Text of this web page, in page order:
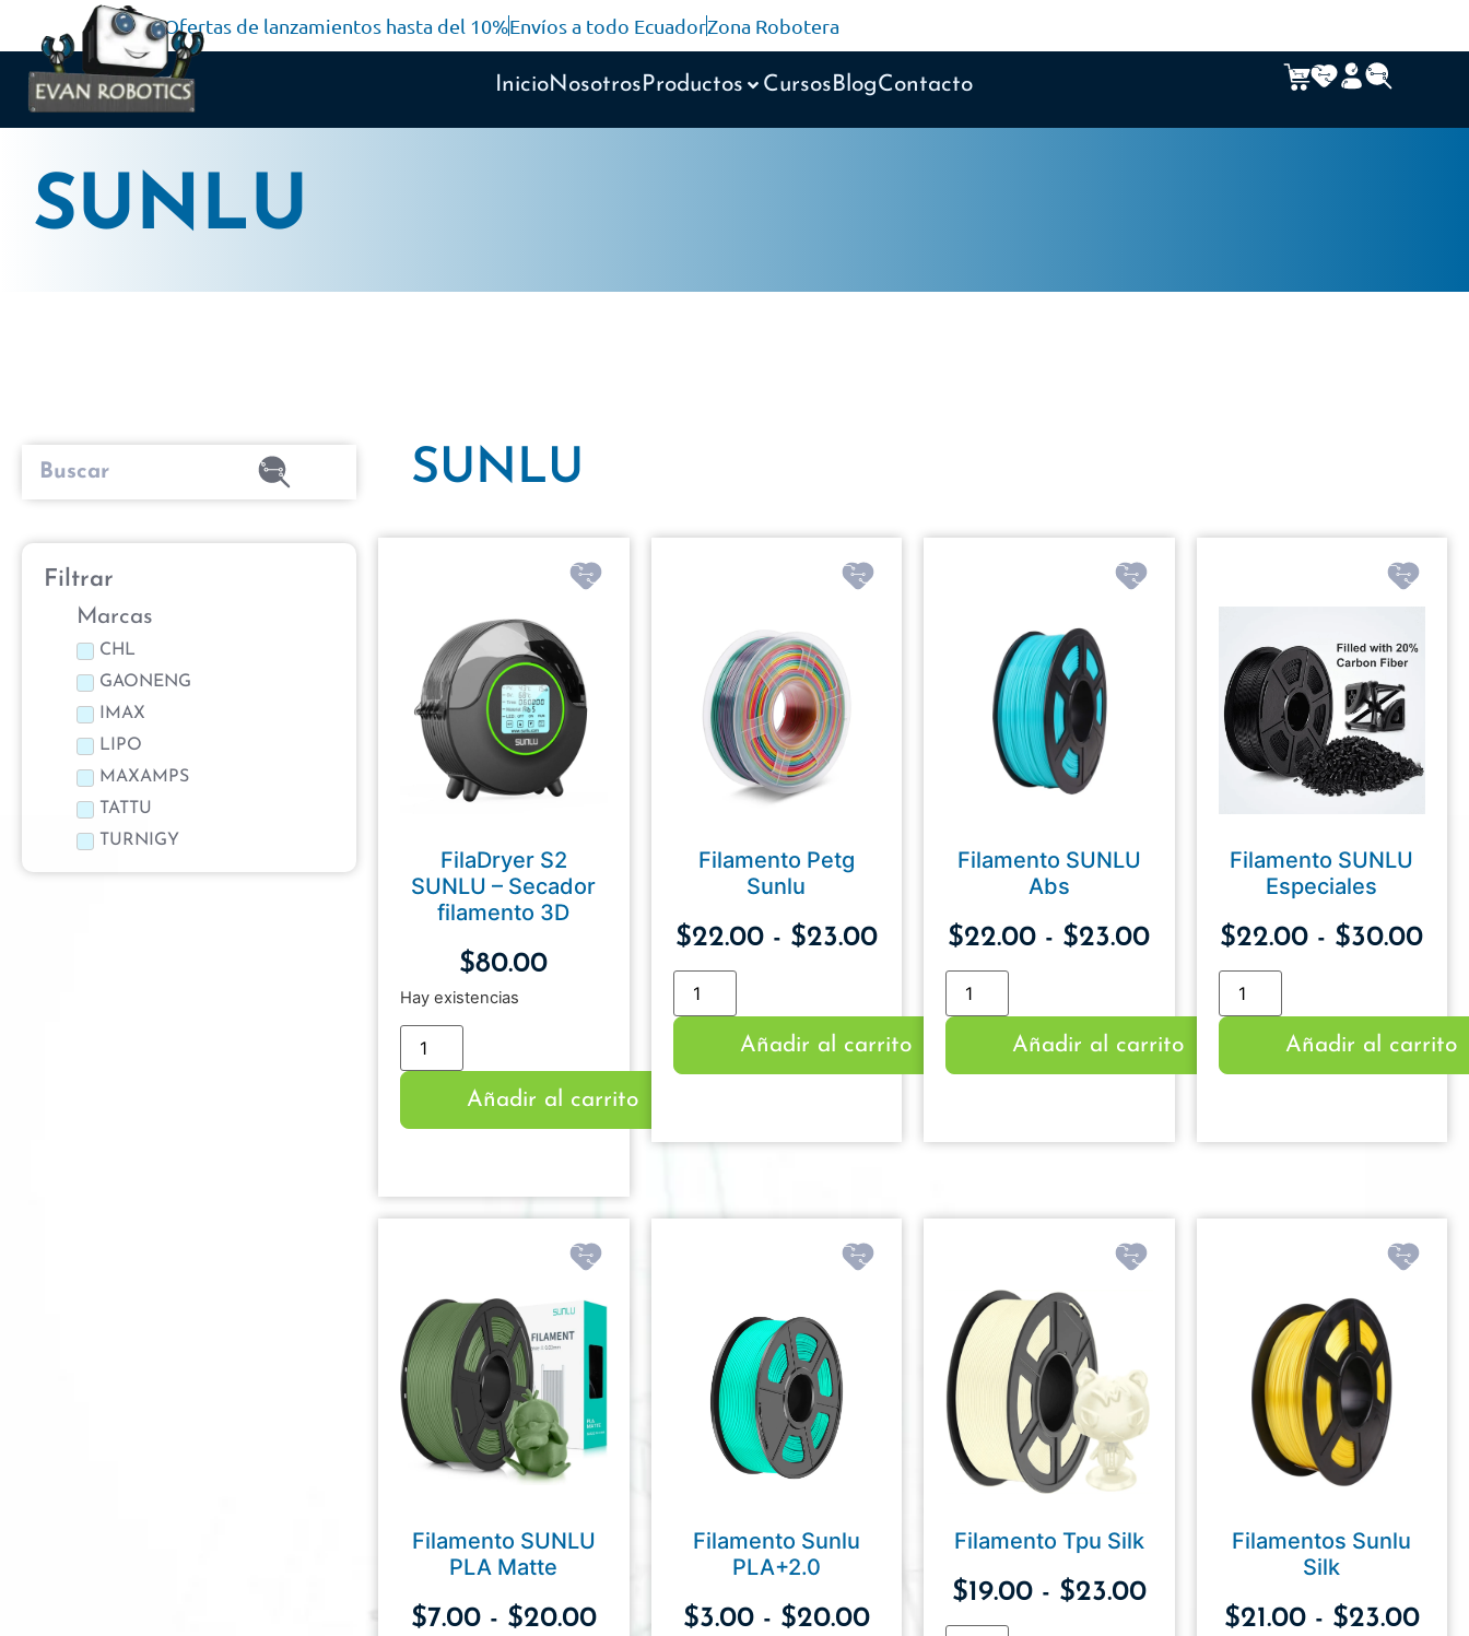
Ofertas de lanzamientos hasta del 10%Envíos a todo EcuadorZona Robotera
InicioNosotros Productos Cursos BlogContacto
SUNLU
Filtrar
Marcas
CHL
GAONENG
IMAX
LIPO
MAXAMPS
TATTU
TURNIGY
SUNLU
FilaDryer S2
SUNLU – Secador
filamento 3D
$80.00
Hay existencias
Añadir al carrito
Filamento Petg
Sunlu
$22.00 - $23.00
Añadir al carrito
Filamento SUNLU
Abs
$22.00 - $23.00
Añadir al carrito
Filamento SUNLU
Especiales
$22.00 - $30.00
Añadir al carrito
Filamento SUNLU
PLA Matte
$7.00 - $20.00
Filamento Sunlu
PLA+2.0
$3.00 - $20.00
Filamento Tpu Silk
$19.00 - $23.00
Filamentos Sunlu
Silk
$21.00 - $23.00